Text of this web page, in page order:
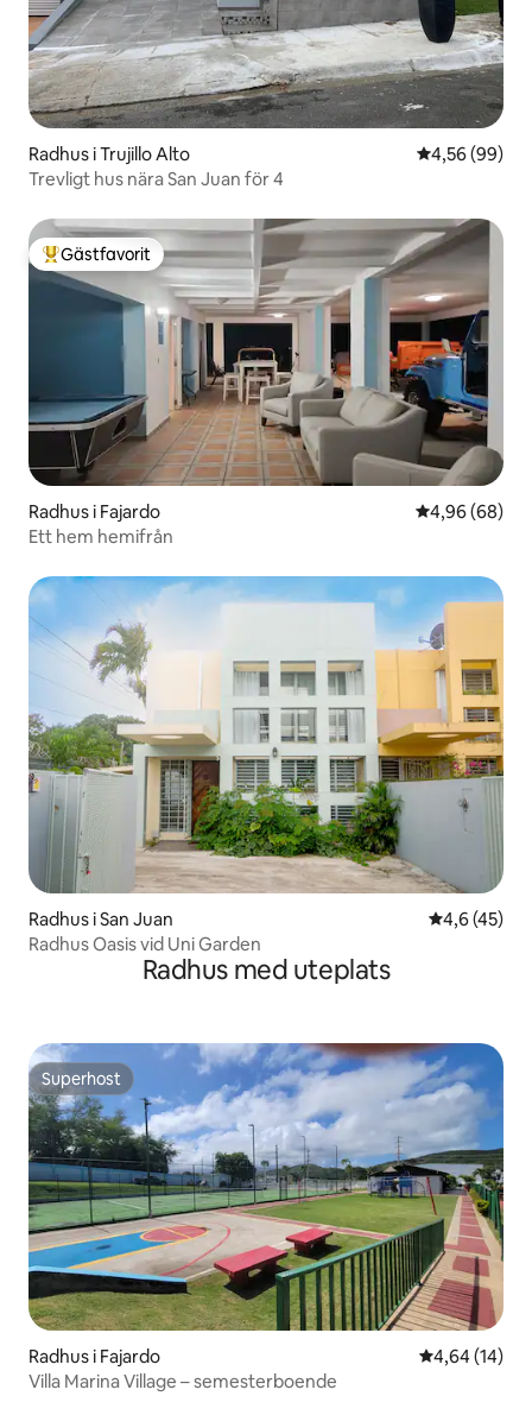
Radhus i Trujillo Alto 4,56 av 5 i
4,56 (99)
Trevligt hus nära San Juan för 4
Populär gästfavorit
Gästfavorit
Radhus i Fajardo 4,96 av 5 i
4,96 (68)
Ett hem hemifrån
Radhus i San Juan 4,6 av 5 i
4,6 (45)
Radhus Oasis vid Uni Garden
Radhus med uteplats
Superhost
Superhost
Radhus i Fajardo 4,64 av 5 i
4,64 (14)
Villa Marina Village – semesterboende